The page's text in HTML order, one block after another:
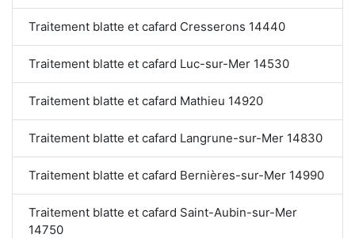
Traitement blatte et cafard Cresserons 14440
Traitement blatte et cafard Luc-sur-Mer 14530
Traitement blatte et cafard Mathieu 14920
Traitement blatte et cafard Langrune-sur-Mer 14830
Traitement blatte et cafard Bernières-sur-Mer 14990
Traitement blatte et cafard Saint-Aubin-sur-Mer
14750